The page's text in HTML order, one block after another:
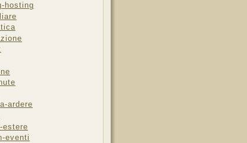
hosting
ardere
estere
eventi